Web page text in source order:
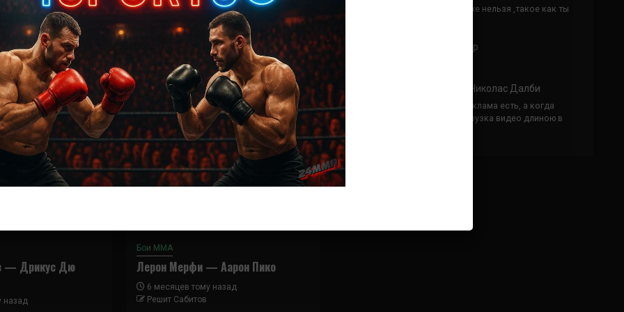
Далее
Диего Лима – Чед Лаприз
— Дрикус Дю
назад
Бои ММА
Лерон Мерфи — Аарон Пико
6 месяцев тому назад
Решит Сабитов
Кусок говна ты, существом даже нельзя ,такое как ты
Конор МакГрегор
Рэнди Браун — Николас Далби
не запускается ни один бой, реклама есть, а когда
заканчивается начинается загрузка видео длиною в
жизнь. Исправьте пожалуйста